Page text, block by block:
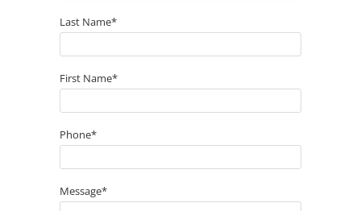
Last Name*
First Name*
Phone*
Message*